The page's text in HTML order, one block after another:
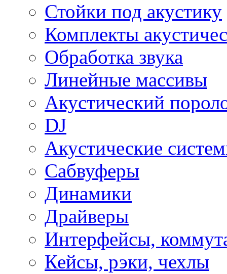
Стойки под акустику
Комплекты
Обработка звука
Линейные массивы
Акустический
DJ
Акустические
Сабвуферы
Динамики
Драйверы
Интерфейсы,
Кейсы, рэки, чехлы